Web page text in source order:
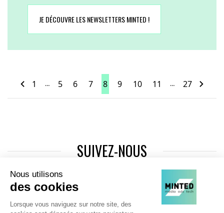
JE DÉCOUVRE LES NEWSLETTERS MINTED !
1 … 5 6 7 8 9 10 11 … 27
SUIVEZ-NOUS